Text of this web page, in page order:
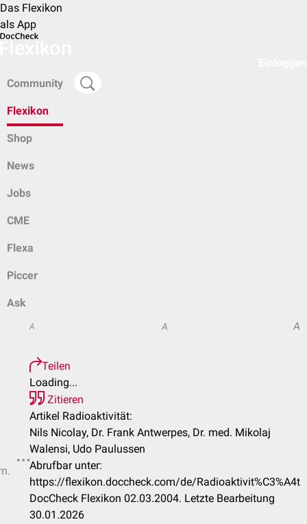
Das Flexikon
als App
Community
Flexikon
Shop
News
Jobs
CME
Flexa
Piccer
Ask
A A A
Teilen
Loading...
Zitieren
Artikel Radioaktivität:
Nils Nicolay, Dr. Frank Antwerpes, Dr. med. Mikolaj
Walensi, Udo Paulussen
Abrufbar unter:
https://flexikon.doccheck.com/de/Radioaktivit%C3%A4t
DocCheck Flexikon 02.03.2004. Letzte Bearbeitung
30.01.2026